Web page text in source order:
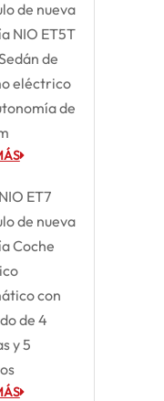
de nueva
NIO ET5T
de
eléctrico
de
ET7
de nueva
Coche
con
de 4
y 5